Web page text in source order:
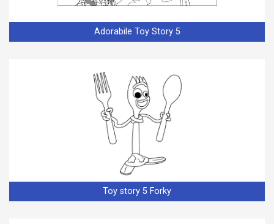
Adorabile Toy Story 5
Toy story 5 Forky